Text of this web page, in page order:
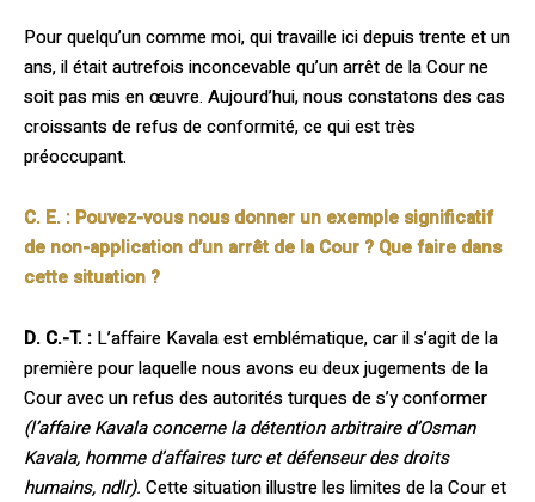
Pour quelqu’un comme moi, qui travaille ici depuis trente et un
ans, il était autrefois inconcevable qu’un arrêt de la Cour ne
soit pas mis en œuvre. Aujourd’hui, nous consta­tons des cas
croissants de refus de confor­mité, ce qui est très
préoccupant.
C. E. : Pouvez-vous nous donner un exemple significatif
de non-application d’un arrêt de la Cour ? Que faire dans
cette situation ?
D. C.-T. : L’affaire Kavala est emblématique, car il s’agit de la
première pour laquelle nous avons eu deux jugements de la
Cour avec un refus des autorités turques de s’y conformer
(l’affaire Kavala concerne la détention arbitraire d’Osman
Kavala, homme d’affaires turc et défenseur des droits
humains, ndlr). Cette situation illustre les limites de la Cour et